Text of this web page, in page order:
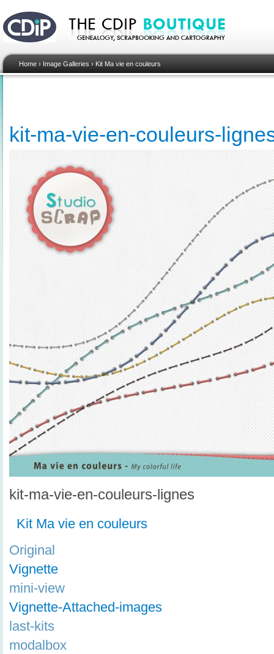
Home › Image Galleries › Kit Ma vie en couleurs
kit-ma-vie-en-couleurs-
kit-ma-vie-en-couleurs-lignes
Kit Ma vie en couleurs
Original
Vignette
mini-view
Vignette-Attached-images
last-kits
modalbox